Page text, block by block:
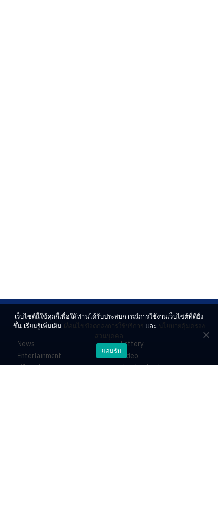
News
Entertainment
Lifestyle
Lottery
Video
ร่วมด้วยช่วยกัน
เว็บไซต์นี้ใช้คุกกี้เพื่อให้ท่านได้รับประสบการณ์การใช้งานเว็บไซต์ที่ดียิ่ง
ขึ้น เรียนรู้เพิ่มเติม เงื่อนไขข้อตกลงการใช้บริการ และ นโยบายคุ้มครอง
ส่วนบุคคล
ยอมรับ